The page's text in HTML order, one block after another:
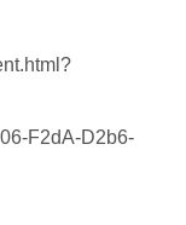
F2dA-D2b6-